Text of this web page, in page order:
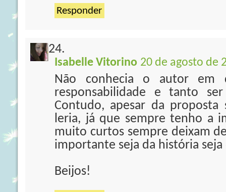
Responder
Isabelle Vitorino 20 de agosto de
Não conhecia o autor em
responsabilidade e tanto
Contudo, apesar da proposta
leria, já que sempre tenho a
muito curtos sempre deixam
importante seja da história seja
Beijos!